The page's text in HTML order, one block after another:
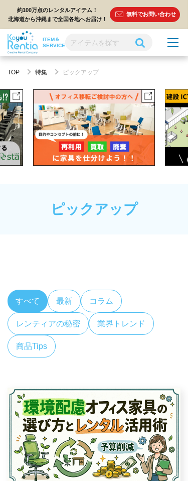
約100万点のレンタルアイテム！
北海道から沖縄まで全国各地へお届け！
無料でお問い合わせ
ITEM＆
SERVICE
TOP 特集 ピックアップ
ピックアップ
すべて 最新 コラム
レンティアの秘密 業界トレンド
商品Tips
コラム